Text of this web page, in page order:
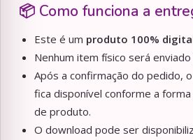
📦 Como funciona a
Este é um produto 100%
Nenhum item físico será
Após a confirmação do pedido,
fica disponível conforme a
de produto.
O download pode ser